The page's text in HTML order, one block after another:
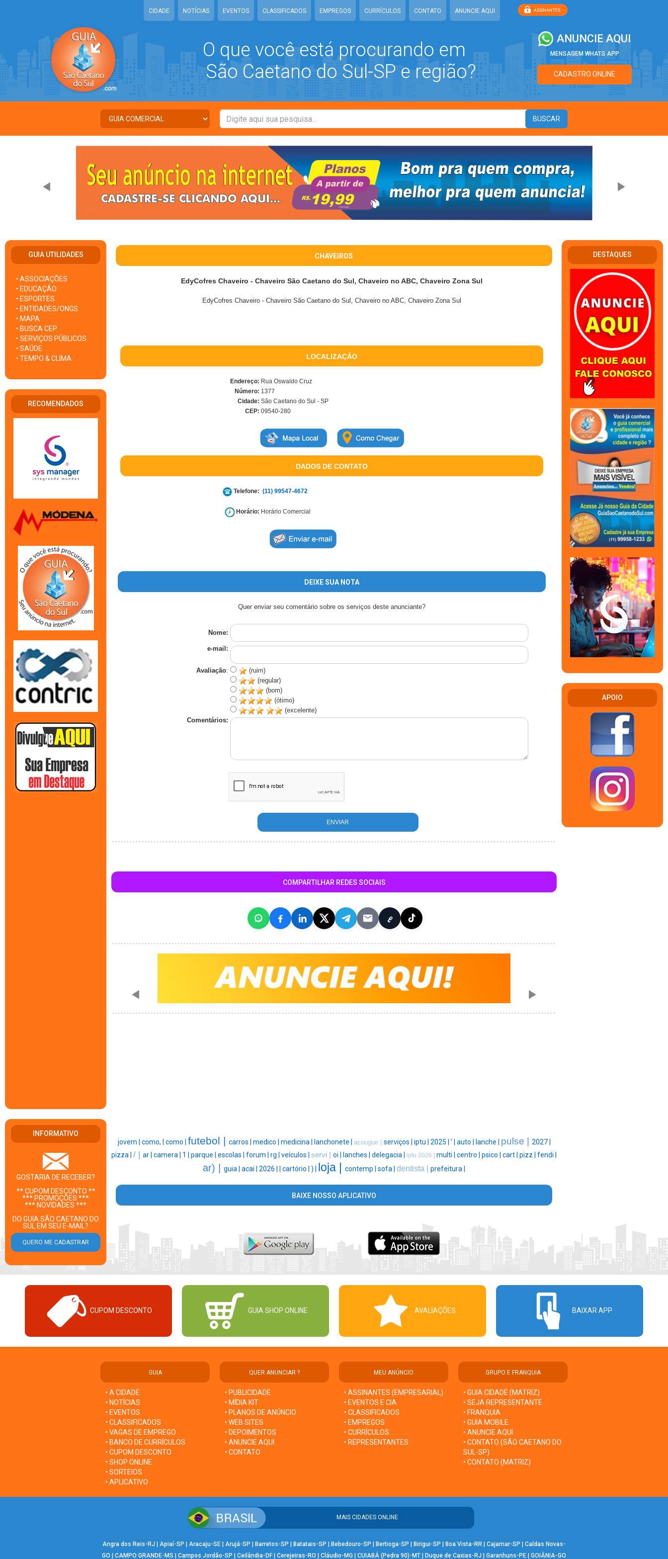
CIDADE NOTÍCIAS EVENTOS CLASSIFICADOS EMPREGOS CURRÍCULOS CONTATO ANUNCIE AQUI
O que você está procurando em
São Caetano do Sul-SP e região?
ANUNCIE AQUI
MENSAGEM WHATS APP
CADASTRO ONLINE
GUIA UTILIDADES
• ASSOCIAÇÕES
• EDUCAÇÃO
• ESPORTES
• ENTIDADES/ONGS
• MAPA
• BUSCA CEP
• SERVIÇOS PÚBLICOS
• SAÚDE
• TEMPO & CLIMA
RECOMENDADOS
INFORMATIVO
GOSTARIA DE RECEBER?
** CUPOM DESCONTO **
*** PROMOÇÕES ***
*** NOVIDADES ***
DO GUIA SÃO CAETANO DO
SUL EM SEU E-MAIL?
CHAVEIROS
EdyCofres Chaveiro - Chaveiro São Caetano do Sul, Chaveiro no ABC, Chaveiro Zona Sul
EdyCofres Chaveiro - Chaveiro São Caetano do Sul, Chaveiro no ABC, Chaveiro Zona Sul
LOCALIZAÇÃO
Endereço: Rua Oswaldo Cruz
Número: 1377
Cidade: São Caetano do Sul - SP
CEP: 09540-280
DADOS DE CONTATO
Telefone: (11) 99547-4672
Horário: Horário Comercial
DEIXE SUA NOTA
Quer enviar seu comentário sobre os serviços deste anunciante?
Nome:
e-mail:
Avaliação:
(ruim)
(regular)
(bom)
(ótimo)
(excelente)
Comentários:
COMPARTILHAR REDES SOCIAIS
jovem | como, | como | futebol | carros | medico | medicina | lanchonete | acougue | serviços | iptu | 2025 | ' | auto | lanche | pulse |
2027 |
pizza | / | ar | camera | 1 | parque | escolas | forum | rg | veículos | servi | oi | lanches | delegacia | iptu 2026 | multi | centro | psico | cart | pizz | fendi |
ar) | guia | acai | 2026 | cartório | ) | loja | contemp | sofa | dentista | prefeitura |
BAIXE NOSSO APLICATIVO
DESTAQUES
APOIO
CUPOM DESCONTO GUIA SHOP ONLINE AVALIAÇÕES BAIXAR APP
GUIA
• A CIDADE
• NOTÍCIAS
• EVENTOS
• CLASSIFICADOS
• VAGAS DE EMPREGO
• BANCO DE CURRÍCULOS
• CUPOM DESCONTO
• SHOP ONLINE
• SORTEIOS
• APLICATIVO
QUER ANUNCIAR ?
• PUBLICIDADE
• MÍDIA KIT
• PLANOS DE ANÚNCIO
• WEB SITES
• DEPOIMENTOS
• ANUNCIE AQUI
• CONTATO
MEU ANÚNCIO
• ASSINANTES (EMPRESARIAL)
• EVENTOS E CIA
• CLASSIFICADOS
• EMPREGOS
• CURRÍCULOS
• REPRESENTANTES
GRUPO E FRANQUIA
• GUIA CIDADE (MATRIZ)
• SEJA REPRESENTANTE
• FRANQUIA
• GUIA MOBILE
• ANUNCIE AQUI
• CONTATO (SÃO CAETANO DO
SUL-SP)
• CONTATO (MATRIZ)
MAIS CIDADES ONLINE
Angra dos Reis-RJ | Apiaí-SP | Aracaju-SE | Arujá-SP | Barretos-SP | Batatais-SP | Bebedouro-SP | Bertioga-SP | Birigui-SP | Boa Vista-RR | Cajamar-SP | Caldas Novas-
GO | CAMPO GRANDE-MS | Campos Jordão-SP | Ceilândia-DF | Cerejeiras-RO | Cláudio-MG | CUIABÁ (Pedra 90)-MT | Duque de Caxias-RJ | Garanhuns-PE | GOIÂNIA-GO